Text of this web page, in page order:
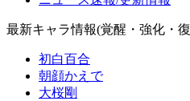
最新キャラ情報(覚醒・強化・
初白百合
朝顔かえで
大桜剛